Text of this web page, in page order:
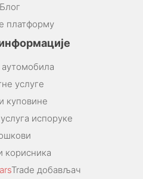
Блог
платформу
аутомобила
услуге
куповине
испоруке
корисника
Trade добављач